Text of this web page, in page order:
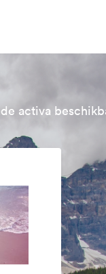
activa